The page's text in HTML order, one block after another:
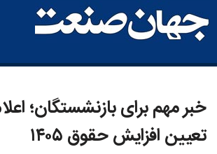
خبر مهم برای بازنشستگان؛
تعیین افزایش حقوق ۱۴۰۵